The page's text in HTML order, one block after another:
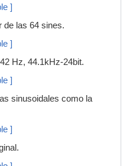
]
de las 64 sines.
]
Hz, 44.1kHz-24bit.
]
sinusoidales como la
]